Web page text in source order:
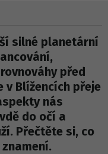
silné planetární
před
v Blížencích přeje
nás
do očí a
Přečtěte si, co